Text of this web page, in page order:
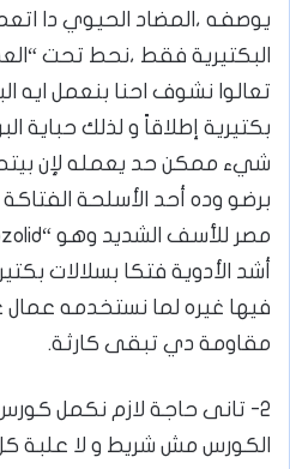
يوصفه ،المضاد الحيوي دا
البكتيرية فقط ،نحط تحت
تعالوا نشوف احنا بنعمل ايه
بكتيرية إطلاقاً و لذلك حباية
شيء ممكن حد يعمله لإن
برضو وده أحد الأسلحة
أشد الأدوية فتكا بسلالات
فيها غيره لما نستخدمه
مقاومة دي تبقى كارثة.
2- تانى حاجة لازم نكمل
الكورس مش شريط و لا علبة